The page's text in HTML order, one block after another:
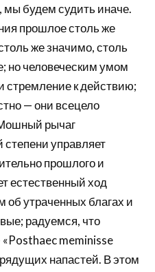
мы будем судить иначе.
прошлое столь же
же значимо, столь
но человеческим умом
стремление к действию;
— они всецело
рычаг
степени управляет
прошлого и
естественный ход
утраченных благах и
радуемся, что
meminisse
напастей. В этом